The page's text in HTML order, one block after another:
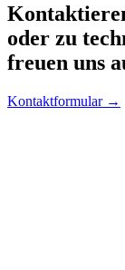
oder zu
freuen uns
Kontaktformular →